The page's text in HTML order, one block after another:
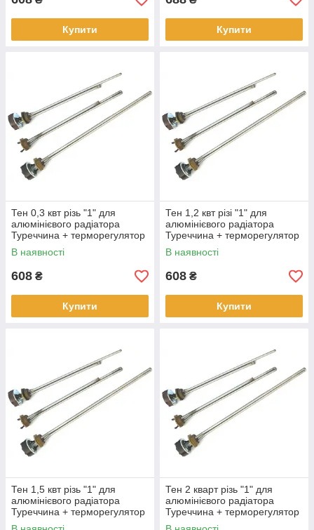
Купити Купити
Тен 0,3 квт різь "1" для
алюмінієвого радіатора
Туреччина + терморегулятор
В наявності
608 ₴
Купити
Тен 1,2 квт різі "1" для
алюмінієвого радіатора
Туреччина + терморегулятор
В наявності
608 ₴
Купити
Тен 1,5 квт різь "1" для
алюмінієвого радіатора
Туреччина + терморегулятор
Тен 2 кварт різь "1" для
алюмінієвого радіатора
Туреччина + терморегулятор